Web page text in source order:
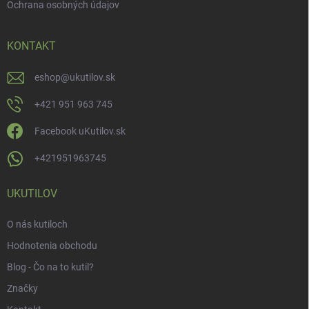
Ochrana osobných údajov
KONTAKT
eshop@ukutilov.sk
+421 951 963 745
Facebook uKutilov.sk
+421951963745
UKUTILOV
O nás kutiloch
Hodnotenia obchodu
Blog - Čo na to kutil?
Značky